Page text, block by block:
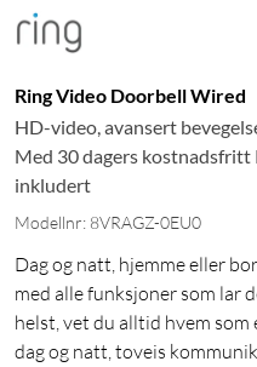
Ring Video Doorbell Wired
HD-video, avansert
Med 30 dagers
inkludert
Modellnr: 8VRAGZ-0EU0
Dag og natt, hjemme eller
med alle funksjoner som lar
helst, vet du alltid hvem
dag og natt, toveis